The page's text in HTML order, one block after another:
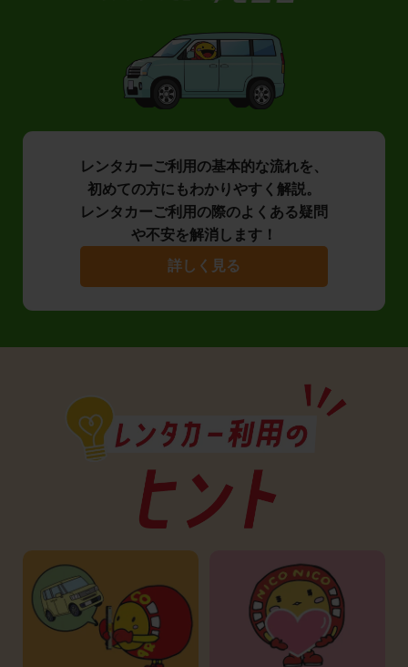
レンタカーご利用の基本的な流れを、
初めての方にもわかりやすく解説。
レンタカーご利用の際のよくある疑問
や不安を解消します！
詳しく見る